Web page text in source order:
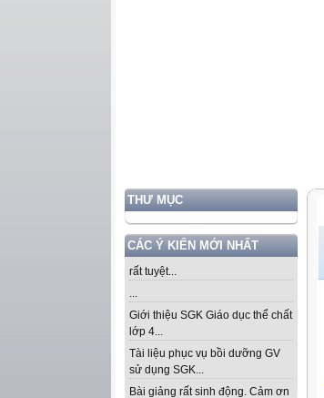
THƯ MỤC
CÁC Ý KIẾN MỚI NHẤT
rất tuyệt...
...
Giới thiệu SGK Giáo dục thể chất
lớp 4...
Tài liệu phục vụ bồi dưỡng GV
sử dụng SGK...
Bài giảng rất sinh động. Cảm ơn